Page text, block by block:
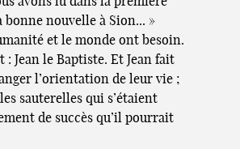
nouvelle à Sion... »
et le monde ont besoin.
Jean le Baptiste. Et Jean fait
l’orientation de leur vie ;
sauterelles qui s’étaient
de succès qu’il pourrait